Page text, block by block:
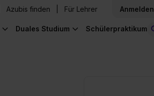
Azubis finden Für Lehrer Anmelden
Duales Studium Schülerpraktikum